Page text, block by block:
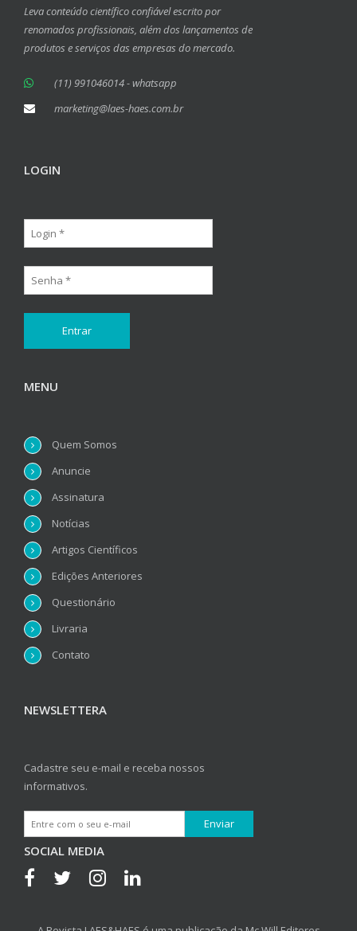
Leva conteúdo científico confiável escrito por
renomados profissionais, além dos lançamentos de
produtos e serviços das empresas do mercado.
(11) 991046014 - whatsapp
marketing@laes-haes.com.br
LOGIN
MENU
Quem Somos
Anuncie
Assinatura
Notícias
Artigos Científicos
Edições Anteriores
Questionário
Livraria
Contato
NEWSLETTERA
Cadastre seu e-mail e receba nossos
informativos.
SOCIAL MEDIA